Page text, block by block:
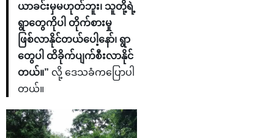
ယာခင်းမှမဟုတ်ဘူး၊ သူတို့ရဲ့
ရွာတွေကိုပါ တိုက်စားမှု
ဖြစ်လာနိုင်တယ်ပေါ့နော်၊ ရွာ
တွေပါ ထိခိုက်ပျက်စီးလာနိုင်
တယ်။” လို့ ဒေသခံကပြောပါ
တယ်။